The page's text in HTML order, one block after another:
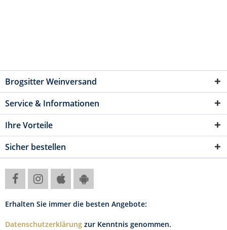
Brogsitter Weinversand
Service & Informationen
Ihre Vorteile
Sicher bestellen
Erhalten Sie immer die besten Angebote:
Datenschutzerklärung zur Kenntnis genommen.